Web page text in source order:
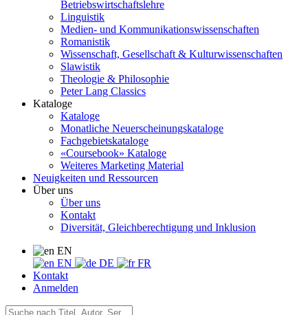
Betriebswirtschaftslehre
Linguistik
Medien- und Kommunikationswissenschaften
Romanistik
Wissenschaft, Gesellschaft & Kulturwissenschaften
Slawistik
Theologie & Philosophie
Peter Lang Classics
Kataloge
Kataloge
Monatliche Neuerscheinungskataloge
Fachgebietskataloge
«Coursebook» Kataloge
Weiteres Marketing Material
Neuigkeiten und Ressourcen
Über uns
Über uns
Kontakt
Diversität, Gleichberechtigung und Inklusion
EN
EN
DE
FR
Kontakt
Anmelden